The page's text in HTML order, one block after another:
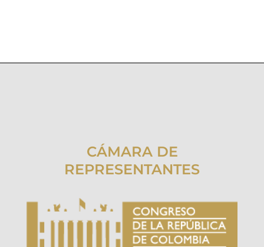
CÁMARA DE
REPRESENTANTES